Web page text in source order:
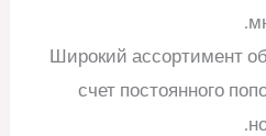
Широкий ассортимент
счет постоянного